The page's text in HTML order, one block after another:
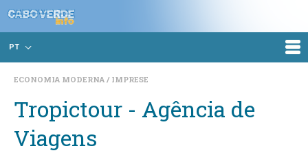
PT
ECONOMIA MODERNA IMPRESE
Tropictour - Agência de
Viagens